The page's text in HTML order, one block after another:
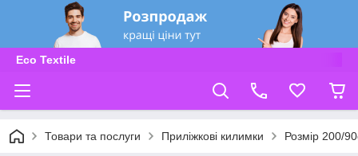
Eco Textile
Товари та послуги Приліжкові килимки Розмір 200/